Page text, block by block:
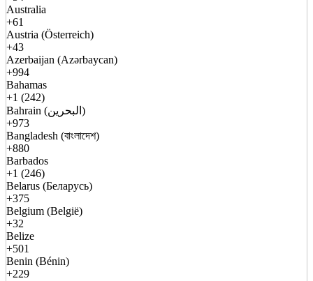
Australia
+61
Austria (Österreich)
+43
Azerbaijan (Azərbaycan)
+994
Bahamas
+1 (242)
Bahrain (البحرين)
+973
Bangladesh (বাংলাদেশ)
+880
Barbados
+1 (246)
Belarus (Беларусь)
+375
Belgium (België)
+32
Belize
+501
Benin (Bénin)
+229